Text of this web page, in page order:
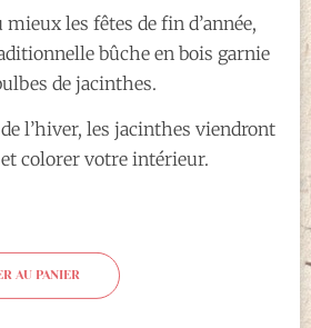
les fêtes de fin d’année,
bûche en bois garnie
de jacinthes.
l’hiver, les jacinthes viendront
colorer votre intérieur.
AU PANIER